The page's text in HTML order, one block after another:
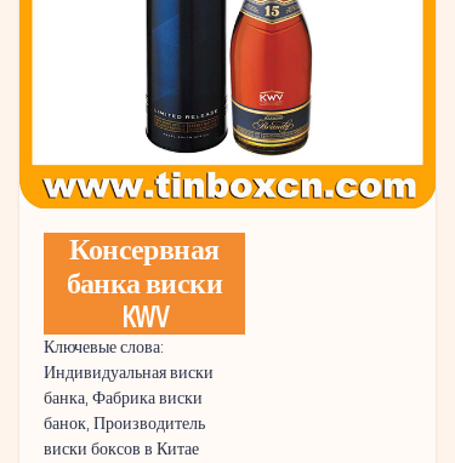
Консервная
банка виски
KWV
Ключевые слова:
Индивидуальная виски
банка, Фабрика виски
банок, Производитель
виски боксов в Китае